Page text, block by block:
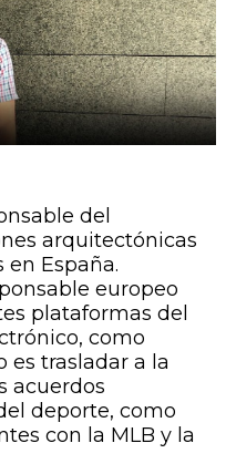
del
arquitectónicas
en España.
europeo
plataformas del
como
es trasladar a la
acuerdos
deporte, como
con la MLB y la